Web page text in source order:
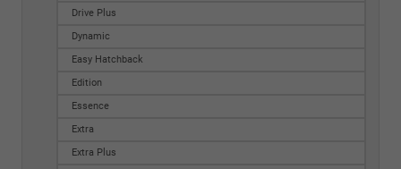
Drive Plus
Dynamic
Easy Hatchback
Edition
Essence
Extra
Extra Plus